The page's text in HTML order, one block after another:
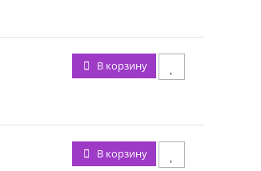
В корзину
В корзину